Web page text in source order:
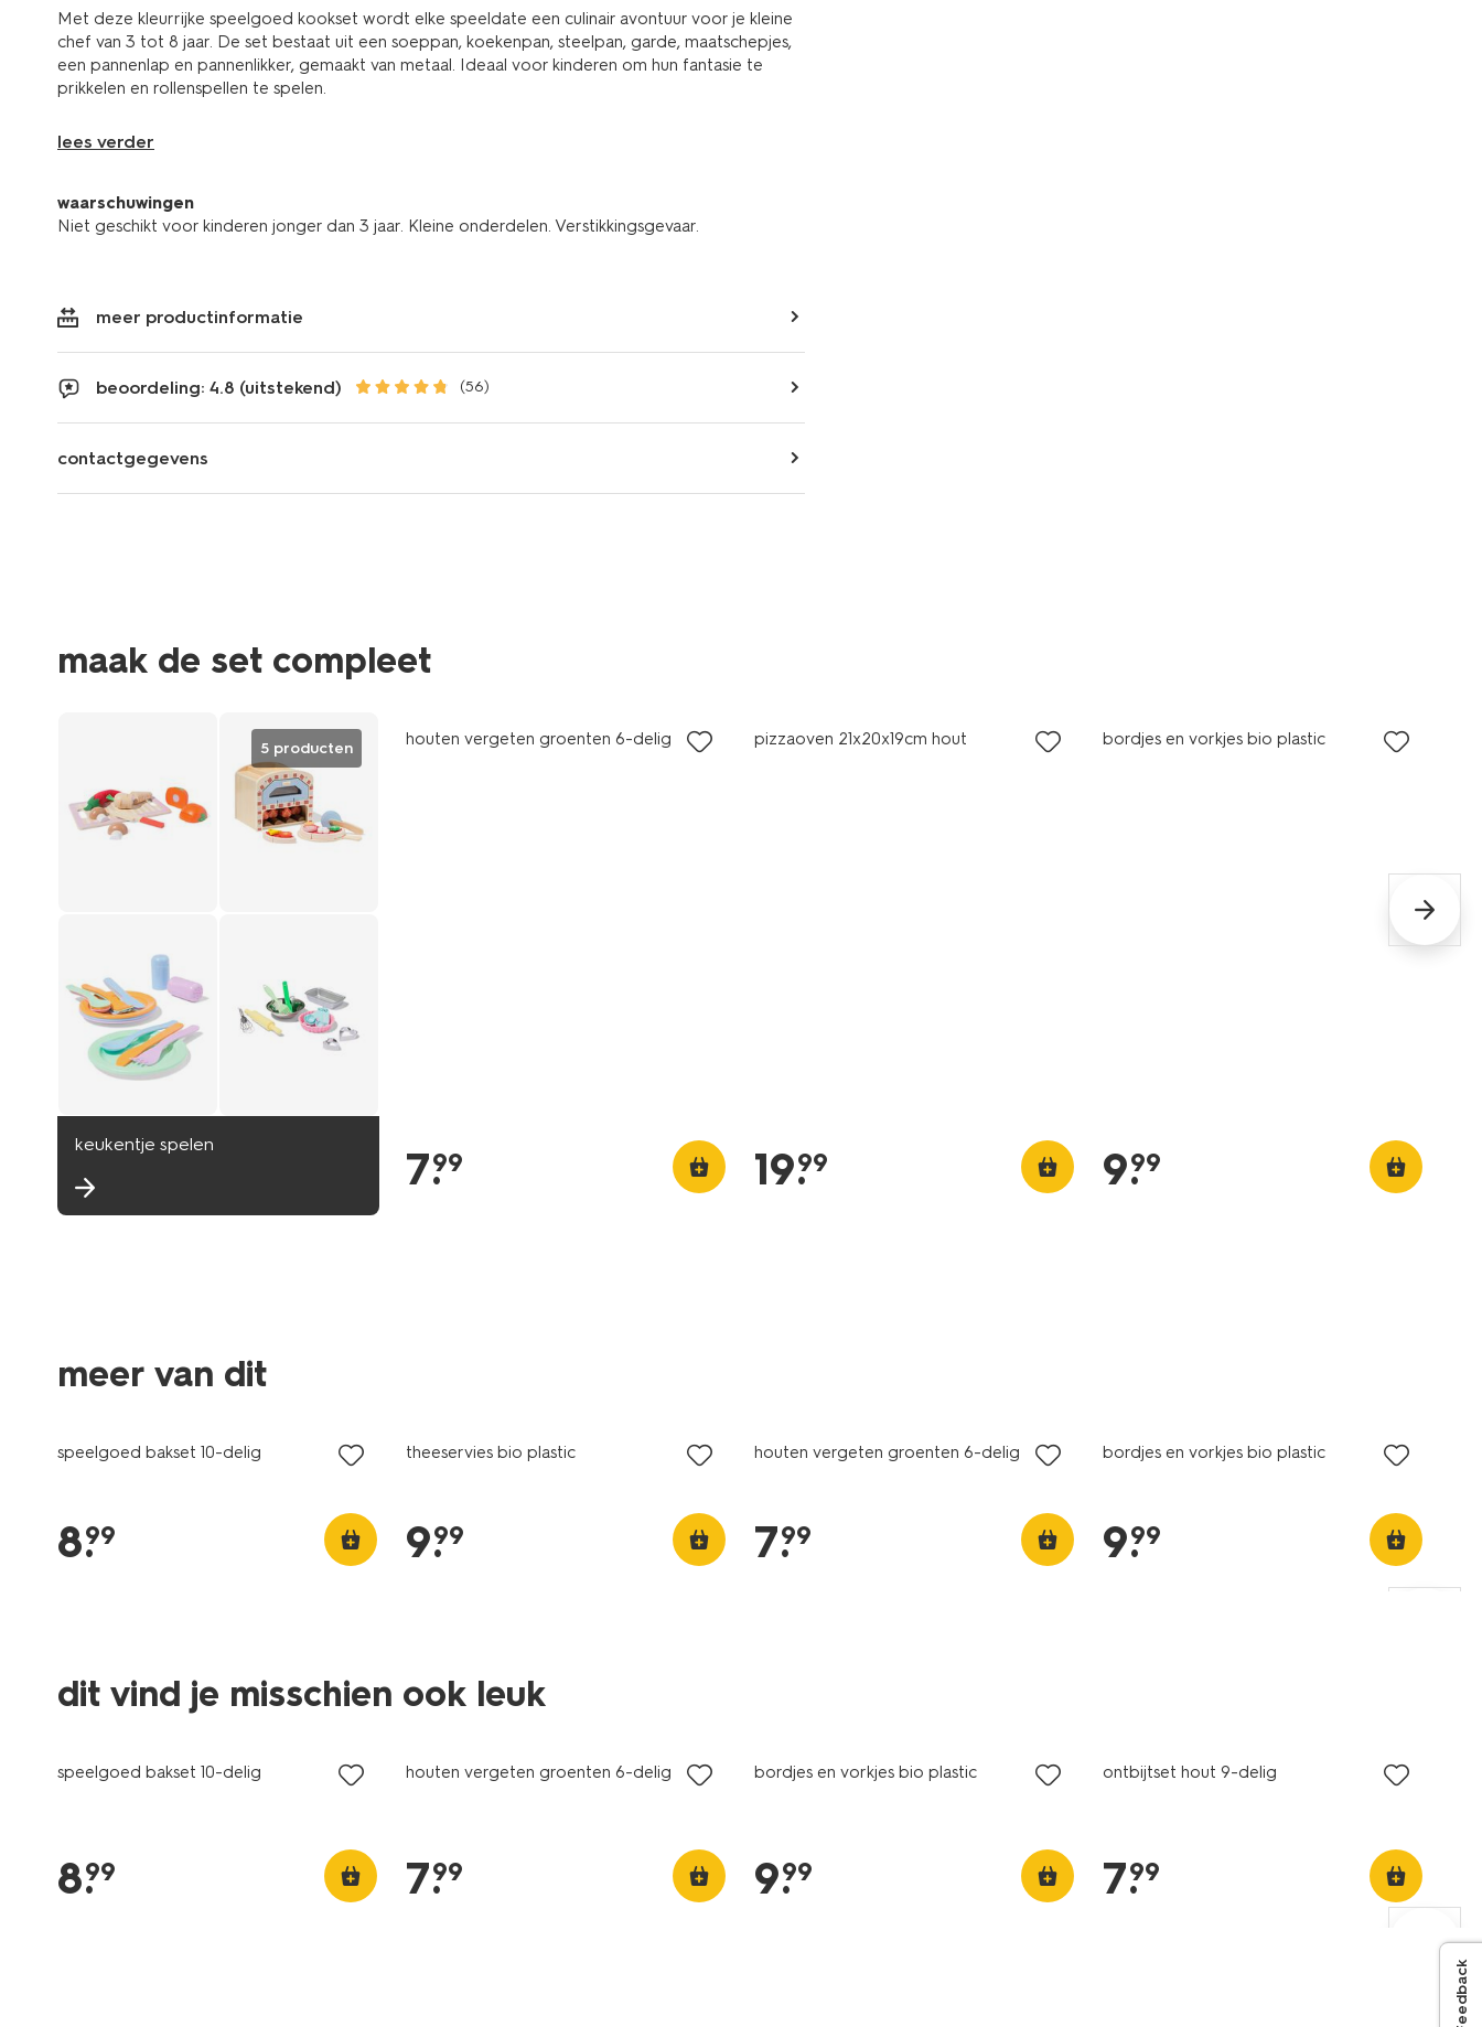
Met deze kleurrijke speelgoed kookset wordt elke speeldate een culinair avontuur voor je kleine
chef van 3 tot 8 jaar. De set bestaat uit een soeppan, koekenpan, steelpan, garde, maatschepjes,
een pannenlap en pannenlikker, gemaakt van metaal. Ideaal voor kinderen om hun fantasie te
prikkelen en rollenspellen te spelen.
lees verder
waarschuwingen
Niet geschikt voor kinderen jonger dan 3 jaar. Kleine onderdelen. Verstikkingsgevaar.
meer productinformatie
beoordeling: 4.8 (uitstekend) (56)
contactgegevens
maak de set compleet
5 producten
keukentje spelen
houten vergeten groenten 6-delig
7.
99
pizzaoven 21x20x19cm hout
19.
99
bordjes en vorkjes bio plastic
9.
99
meer van dit
speelgoed bakset 10-delig
8.
99
theeservies bio plastic
9.
99
houten vergeten groenten 6-delig
7.
99
bordjes en vorkjes bio plastic
9.
99
dit vind je misschien ook leuk
speelgoed bakset 10-delig
8.
99
houten vergeten groenten 6-delig
7.
99
bordjes en vorkjes bio plastic
9.
99
ontbijtset hout 9-delig
7.
99
Feedback